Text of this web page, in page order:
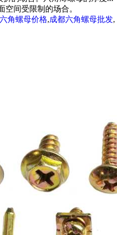
间受限制的场合。
角螺母价格,成都六角螺母批发,